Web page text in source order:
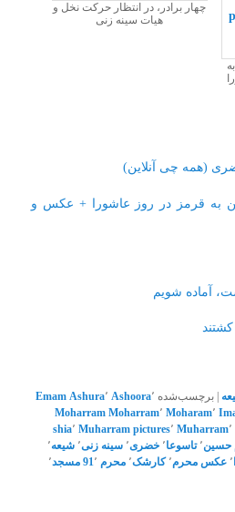
چهار برادر، در انتظار حرکت نخل و
هیات سینه زنی
(همه چی آنلاین)
به قرمز در روز عاشورا + عکس و
آماده شویم
|برچسب‌شده Ashoora٬ Ashura٬
Emam
Moharam٬ Moharram٬
Moharram
Muharram٬ Muharram pictures٬ shia٬
حسین٬ تاسوعا٬ خضری٬ سینه زنی٬ شیعه٬
٬ عکس محرم٬ کارشک٬ محرم 91 ٬ مسجد٬